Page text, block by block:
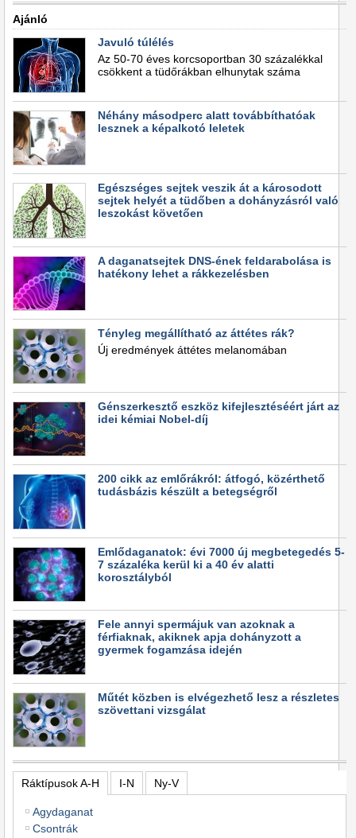
Ajánló
Javuló túlélés
Az 50-70 éves korcsoportban 30 százalékkal
csökkent a tüdőrákban elhunytak száma
Néhány másodperc alatt továbbíthatóak
lesznek a képalkotó leletek
Egészséges sejtek veszik át a károsodott
sejtek helyét a tüdőben a dohányzásról való
leszokást követően
A daganatsejtek DNS-ének feldarabolása is
hatékony lehet a rákkezelésben
Tényleg megállítható az áttétes rák?
Új eredmények áttétes melanomában
Génszerkesztő eszköz kifejlesztéséért járt az
idei kémiai Nobel-díj
200 cikk az emlőrákról: átfogó, közérthető
tudásbázis készült a betegségről
Emlődaganatok: évi 7000 új megbetegedés 5-
7 százaléka kerül ki a 40 év alatti
korosztályból
Fele annyi spermájuk van azoknak a
férfiaknak, akiknek apja dohányzott a
gyermek fogamzása idején
Műtét közben is elvégezhető lesz a részletes
szövettani vizsgálat
Ráktípusok A-H I-N Ny-V
Agydaganat
Csontrák